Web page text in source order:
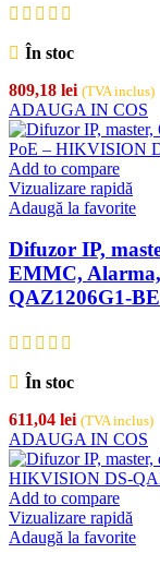
În stoc
809,18 lei (TVA inclus)
ADAUGA IN COS
Add to compare
Vizualizare rapidă
Adaugă la favorite
Difuzor IP,
EMMC,
QAZ1206G1-BE
În stoc
611,04 lei (TVA inclus)
ADAUGA IN COS
Add to compare
Vizualizare rapidă
Adaugă la favorite